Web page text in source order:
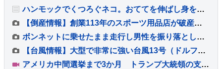
ハンモックでくつろぐネコ。おててを伸ばし身を乗り出してくた～ん【アメリカ・動画】
【倒産情報】創業113年のスポーツ用品店が破産開始決定 ピーク時は13億円を超える売上高も…大手との競争やコロナ禍の影響で赤字に 福井市 【東京商工リサーチ】
ボンネットに乗せたまま走行し男性を振り落とした疑い 殺人未遂の疑いで茨城県職員（48）を逮捕
【台風情報】大型で非常に強い台風13号（ドルフィン）はいつ、どこに？【進路図で見る】長引く大雨・暴風などに厳重警戒 台風15号（チャンホン）はお盆休みに東・北日本に接近・上陸か
アメリカ中間選挙まで3か月 トランプ大統領の支持率「過去最低水準」の34％に 「反トランプ」の野党候補エルサイード氏に注目集まる